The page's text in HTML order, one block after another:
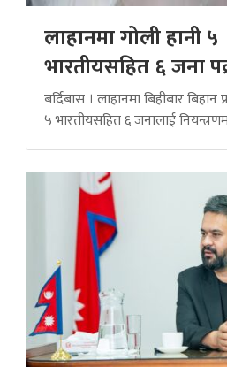
लाहानमा गोली हानी ५
भारतीयसहित ६ जना
बर्दिबास । लाहानमा बिहीबार बिहान
५ भारतीयसहित ६ जनालाई